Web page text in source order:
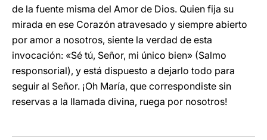
de la fuente misma del Amor de Dios. Quien fija su
mirada en ese Corazón atravesado y siempre abierto
por amor a nosotros, siente la verdad de esta
invocación: «Sé tú, Señor, mi único bien» (Salmo
responsorial), y está dispuesto a dejarlo todo para
seguir al Señor. ¡Oh María, que correspondiste sin
reservas a la llamada divina, ruega por nosotros!